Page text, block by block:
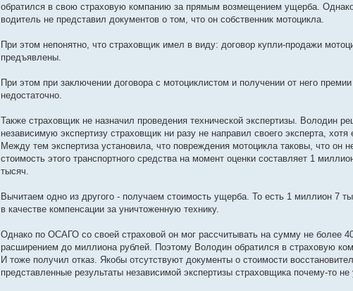
обратился в свою страховую компанию за прямым возмещением ущерба.
водитель не представил документов о том, что он собственник мотоцикла.
При этом непонятно, что страховщик имел в виду: договор купли-продажи
предъявлены.
При этом при заключении договора с мотоциклистом и получении от него
недостаточно.
Также страховщик не назначил проведения технической экспертизы. Володин
независимую экспертизу страховщик ни разу не направил своего эксперта,
Между тем экспертиза установила, что повреждения мотоцикла таковы, что он
стоимость этого транспортного средства на момент оценки составляет 1
тысяч.
Вычитаем одно из другого - получаем стоимость ущерба. То есть 1 миллион 7
в качестве компенсации за уничтоженную технику.
Однако по ОСАГО со своей страховой он мог рассчитывать на сумму не более
расширением до миллиона рублей. Поэтому Володин обратился в страховую
И тоже получил отказ. Якобы отсутствуют документы о стоимости
представленные результаты независимой экспертизы страховщика почему-то не